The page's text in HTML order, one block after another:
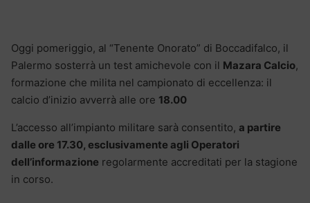
Oggi pomeriggio, al “Tenente Onorato” di Boccadifalco, il
Palermo sosterrà un test amichevole con il Mazara Calcio,
formazione che milita nel campionato di eccellenza: il
calcio d’inizio avverrà alle ore 18.00
L’accesso all’impianto militare sarà consentito, a partire
dalle ore 17.30, esclusivamente agli Operatori
dell’informazione regolarmente accreditati per la stagione
in corso.